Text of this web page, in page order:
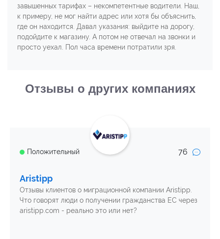
завышенных тарифах – некомпетентные водители. Наш,
к примеру, не мог найти адрес или хотя бы объяснить,
где он находится. Давал указания: выйдите на дорогу,
подойдите к магазину. А потом не отвечал на звонки и
просто уехал. Пол часа времени потратили зря.
Отзывы о других компаниях
Положительный 76
Aristipp
Отзывы клиентов о миграционной компании Aristipp.
Что говорят люди о получении гражданства ЕС через
aristipp.com - реально это или нет?